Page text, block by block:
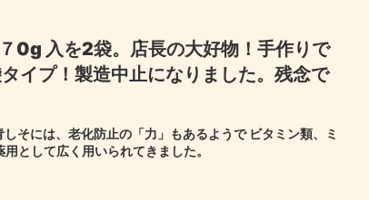
し 花かつお
、骨を強くしよう！
ト 快気祝い
い 還暦祝い
0g 入を2袋。店長の大好物！手作りで
イプ！製造中止になりました。残念で
そには、老化防止の「力」もあるようで ビタミン類、ミ
として広く用いられてきました。